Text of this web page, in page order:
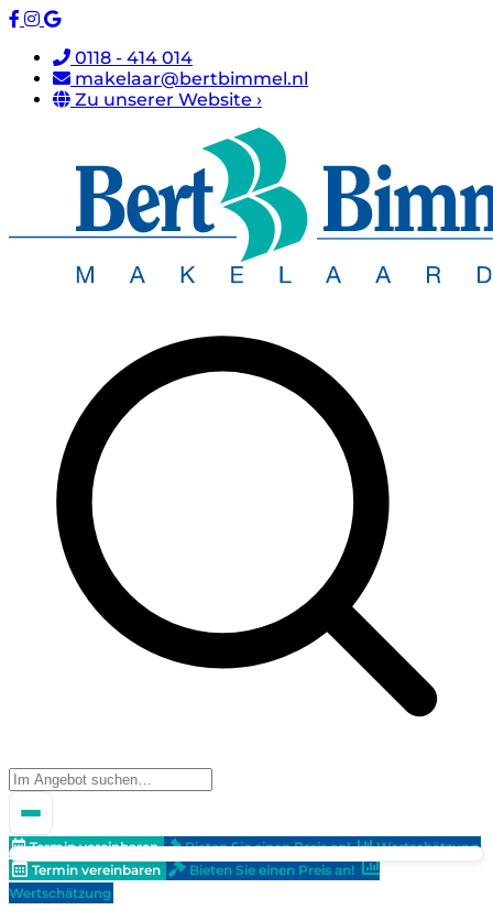
0118 - 414 014
makelaar@bertbimmel.nl
Zu unserer Website ›
Termin vereinbaren Bieten Sie einen Preis an!
Wertschätzung
Termin vereinbaren
Bieten Sie einen Preis an!
Wertschätzung